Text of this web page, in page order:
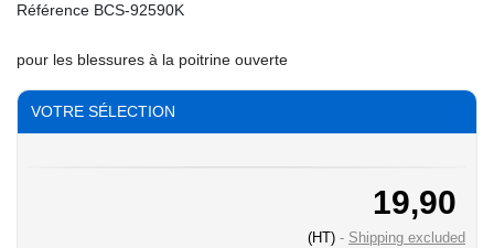
Référence BCS-92590K
pour les blessures à la poitrine ouverte
VOTRE SÉLECTION
19,90
(HT)
Shipping excluded